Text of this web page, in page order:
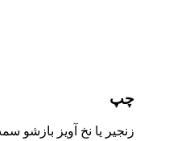
چپ
زنجیر یا نخ آویز بازشو